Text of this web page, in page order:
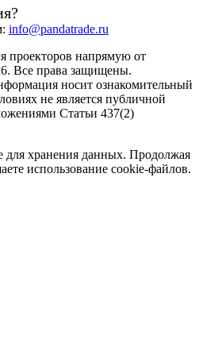
info@pandatrade.ru
проекторов напрямую от
Все права защищены.
носит ознакомительный
не является публичной
Статьи 437(2)
для хранения данных. Продолжая
использование cookie-файлов.